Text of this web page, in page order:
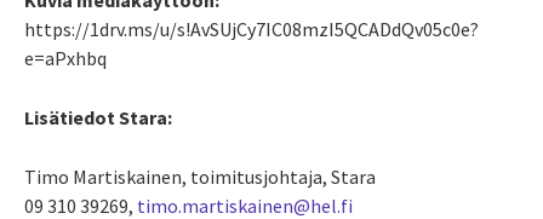
https://1drv.ms/u/s!AvSUjCy7IC08mzI5QCADdQv05c0e?
e=aPxhbq
Lisätiedot Stara:
Timo Martiskainen, toimitusjohtaja, Stara
09 310 39269, timo.martiskainen@hel.fi